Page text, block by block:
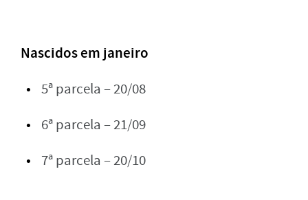
Nascidos em janeiro
5ª parcela – 20/08
6ª parcela – 21/09
7ª parcela – 20/10